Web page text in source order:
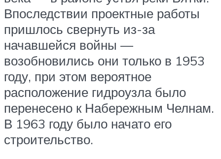
Впоследствии проектные работы
пришлось свернуть из-за
начавшейся войны —
возобновились они только в 1953
году, при этом вероятное
расположение гидроузла было
перенесено к Набережным Челнам.
В 1963 году было начато его
строительство.